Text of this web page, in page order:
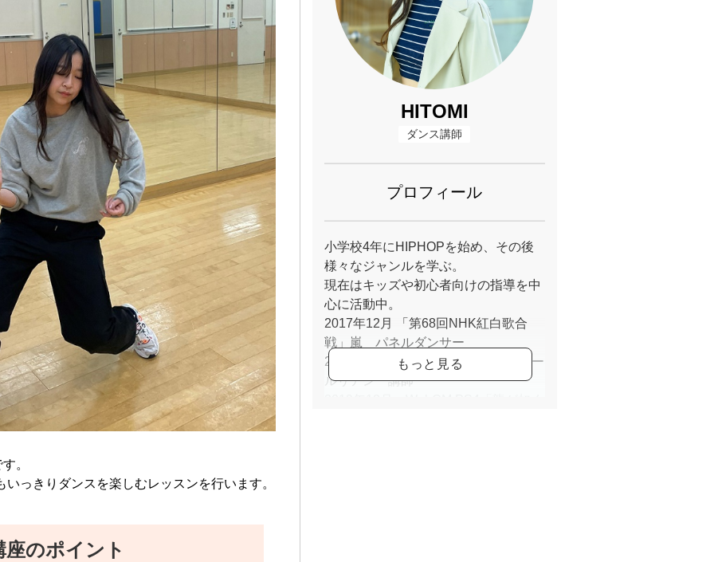
。
っきりダンスを楽しむレッスンを行います。
のポイント
HITOMI
ダンス講師
プロフィール
小学校4年にHIPHOPを始め、その後
様々なジャンルを学ぶ。
現在はキッズや初心者向けの指導を中
心に活動中。
2017年12月 「第68回NHK紅白歌合
戦」嵐 パネルダンサー
2019年～ 初心者限定ダンススクー
ルリアン 講師